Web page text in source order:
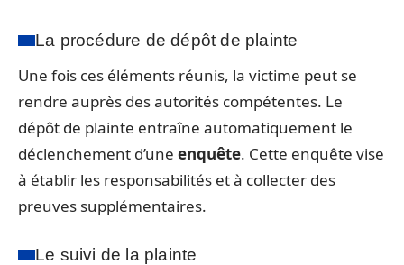
La procédure de dépôt de plainte
Une fois ces éléments réunis, la victime peut se
rendre auprès des autorités compétentes. Le
dépôt de plainte entraîne automatiquement le
déclenchement d’une enquête. Cette enquête vise
à établir les responsabilités et à collecter des
preuves supplémentaires.
Le suivi de la plainte